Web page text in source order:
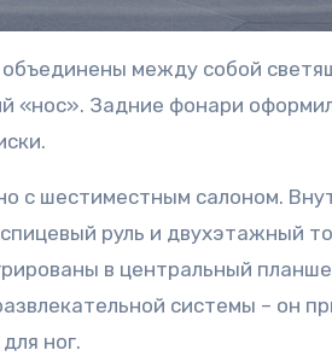
между собой
«нос». Задние фонари
с шестиместным салоном.
руль и двухэтажный
в центральный
системы – он
ног.